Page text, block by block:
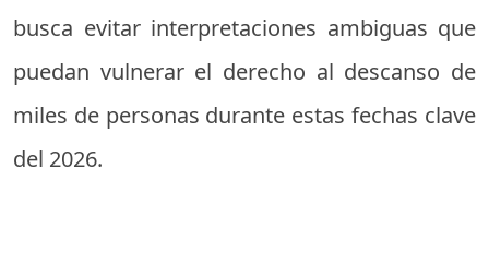
busca evitar interpretaciones ambiguas que
puedan vulnerar el derecho al descanso de
miles de personas durante estas fechas clave
del 2026.